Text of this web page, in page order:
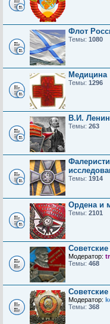
Флот
Темы: 1080
Медицина
Темы: 1296
В.И.
Темы: 263
Темы: 1914
Ордена и
Темы: 2101
Модератор:
Темы: 468
Модератор:
Темы: 368